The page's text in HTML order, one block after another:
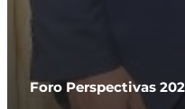
Foro Perspectivas